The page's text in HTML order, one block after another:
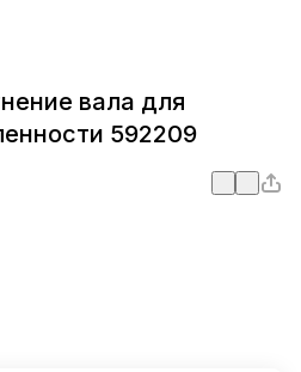
вала для
592209